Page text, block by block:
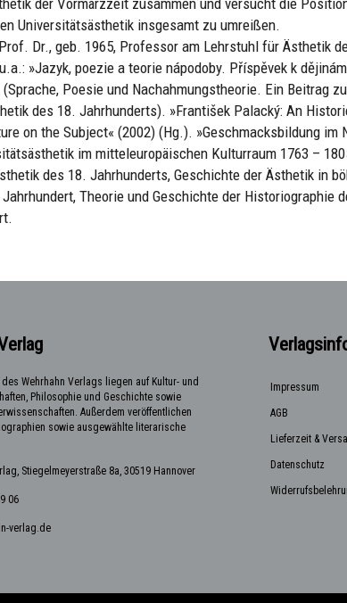
der Vormärzzeit zusammen und versucht die
Universitätsästhetik insgesamt zu umreißen.
Dr., geb. 1965, Professor am Lehrstuhl für Ästhetik
»Jazyk, poezie a teorie nápodoby. Příspěvek k
Poesie und Nachahmungstheorie. Ein Beitrag
des 18. Jahrhunderts). »František Palacký: An
on the Subject« (2002) (Hg.). »Geschmacksbildung
im mitteleuropäischen Kulturraum 1763 –
des 18. Jahrhunderts, Geschichte der Ästhetik in
Theorie und Geschichte der Historiographie
des Wehrhahn Verlags liegen auf Kultur- und
Philosophie und Geschichte sowie
Außerdem veröffentlichen
sowie ausgewählte literarische
Stiegelmeyerstraße 8a, 30519 Hannover
06
verlag.de
Impressum
AGB
Lieferzeit &
Datenschutz